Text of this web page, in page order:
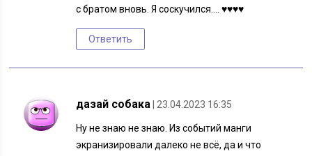
с братом вновь. Я соскучился…. ♥️♥️♥️♥️
Ответить
дазай собака | 23.04.2023 16:35
Ну не знаю не знаю. Из событий манги
экранизировали далеко не всё, да и что